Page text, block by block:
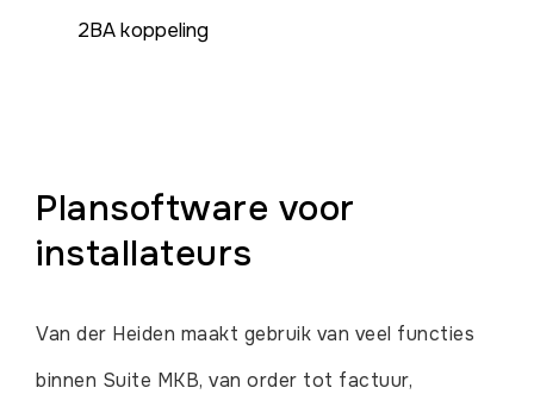
2BA koppeling
Plansoftware voor
installateurs
Van der Heiden maakt gebruik van veel functies
binnen Suite MKB, van order tot factuur,